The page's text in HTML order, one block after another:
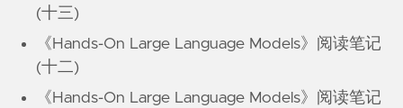
(十三)
《Hands-On Large Language Models》阅读笔记
(十二)
《Hands-On Large Language Models》阅读笔记